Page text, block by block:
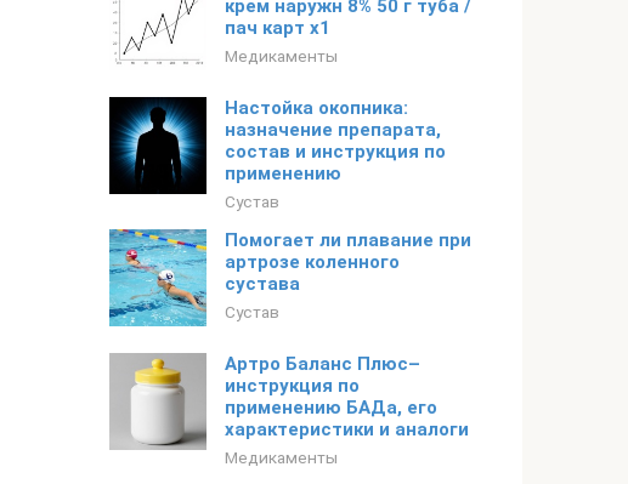
крем наружн 8% 50 г туба /
пач карт x1
Медикаменты
Настойка окопника:
назначение препарата,
состав и инструкция по
применению
Сустав
Помогает ли плавание при
артрозе коленного
сустава
Сустав
Артро Баланс Плюс–
инструкция по
применению БАДа, его
характеристики и аналоги
Медикаменты